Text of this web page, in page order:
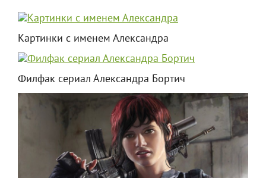
Картинки с именем Александра
Филфак сериал Александра Бортич